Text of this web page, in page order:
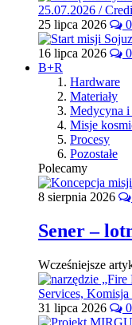
25 lipca 2026 0
16 lipca 2026 0
B+R
Hardware
Materiały
Medycyna
Misje
Procesy
Pozostałe
Polecamy
8 sierpnia 2026
Sener –
Wcześniejsze
31 lipca 2026 0